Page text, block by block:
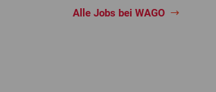
Alle Jobs bei WAGO